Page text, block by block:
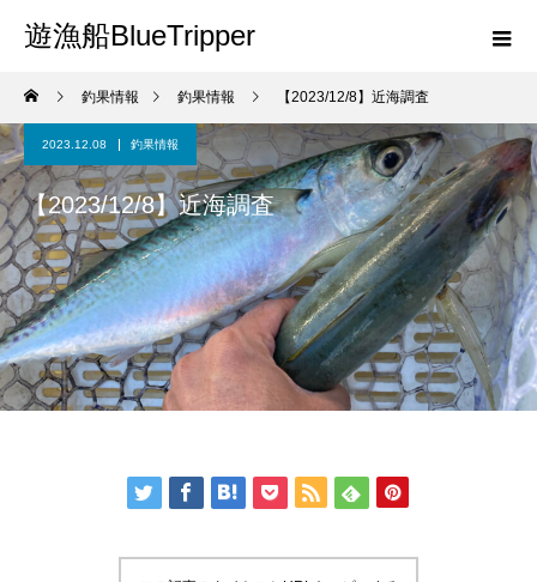
遊漁船BlueTripper
釣果情報 釣果情報 【2023/12/8】近海調査
2023.12.08 釣果情報
【2023/12/8】近海調査